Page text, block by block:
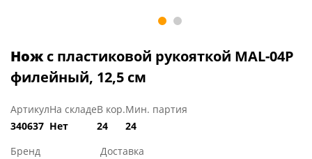
Нож с пластиковой рукояткой MAL-04P
филейный, 12,5 см
Артикул
340637
На складе
Нет
В кор.
24
Мин. партия
24
Бренд
Доставка